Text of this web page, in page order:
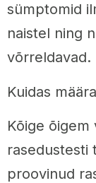
sümptomid
naistel ning
võrreldavad.
Kuidas
Kõige õigem
rasedustesti
proovinud